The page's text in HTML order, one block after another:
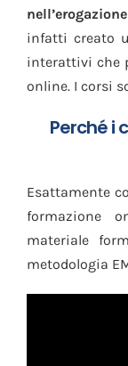
infatti creato
interattivi che
online. I corsi
Perché i
Esattamente
formazione
materiale
metodologia